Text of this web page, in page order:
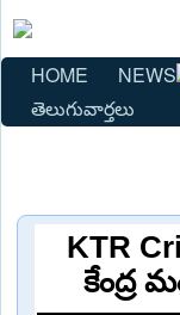
HOME NEWS
తెలుగువార్తలు
KTR
కేంద్ర